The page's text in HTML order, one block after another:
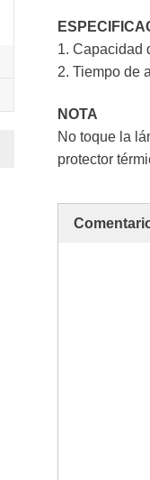
1. Capacidad
2. Tiempo de
NOTA
No toque la
protector